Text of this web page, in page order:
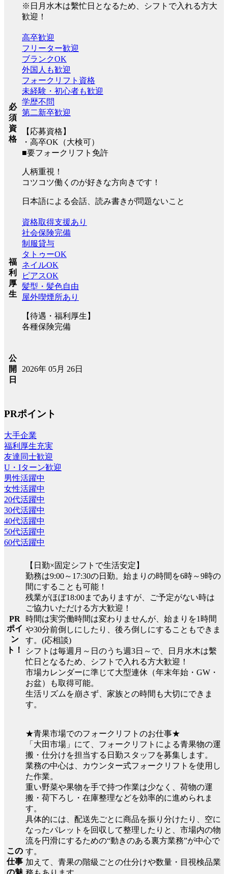
※日月水木は繫忙日となるため、シフトで入れる方大
歓迎！
必
須
資
格
高卒歓迎
フリーター歓迎
ブランクOK
外国人も歓迎
フォークリフト資格
未経験・初心者も歓迎
学歴不問
第二新卒歓迎
【応募資格】
・高卒OK（大検可）
■要フォークリフト免許
人柄重視！
コツコツ働くのが好きな方向きです！
日本語による会話、読み書きが問題ないこと
福
利
厚
生
資格取得支援あり
社会保険完備
制服貸与
タトゥーOK
ネイルOK
ピアスOK
髪型・髪色自由
屋外喫煙所あり
【待遇・福利厚生】
各種保険完備
公
開
日
2026年 05月 26日
PRポイント
大手企業
福利厚生充実
友達同士歓迎
U・Iターン歓迎
男性活躍中
女性活躍中
20代活躍中
30代活躍中
40代活躍中
50代活躍中
60代活躍中
PR
ポイ
ン
ト！
【日勤×固定シフトで生活安定】
勤務は9:00～17:30の日勤。始まりの時間を6時～9時の
間にすることも可能！
残業がほぼ18:00までありますが、ご予定がない時は
ご協力いただける方大歓迎！
時間は実労働時間は変わりませんが、始まりを1時間
や30分前倒しにしたり、後ろ倒しにすることもできま
す。(応相談)
シフトは毎週月～日のうち週3日～で、日月水木は繫
忙日となるため、シフトで入れる方大歓迎！
市場カレンダーに準じて大型連休（年末年始・GW・
お盆）も取得可能。
生活リズムを崩さず、家族との時間も大切にできま
す。
この
仕事
★青果市場でのフォークリフトのお仕事★
「大田市場」にて、フォークリフトによる青果物の運
搬・仕分けを担当する日勤スタッフを募集します。
業務の中心は、カウンター式フォークリフトを使用し
た作業。
重い野菜や果物を手で持つ作業は少なく、荷物の運
搬・荷下ろし・在庫整理などを効率的に進められま
す。
具体的には、配送先ごとに商品を振り分けたり、空に
なったパレットを回収して整理したりと、市場内の物
流を円滑にするための“動きのある裏方業務”が中心で
す。
加えて、青果の階級ごとの仕分けや数量・目視検品業